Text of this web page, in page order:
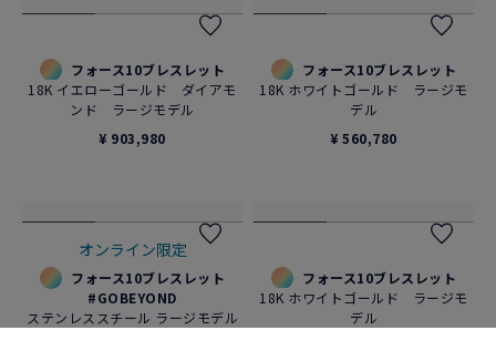
フォース10ブレスレット
18K イエローゴールド ダイアモ
ンド ラージモデル
¥ 903,980
フォース10ブレスレット
18K ホワイトゴールド ラージモ
デル
¥ 560,780
オンライン限定
フォース10ブレスレット
#GOBEYOND
ステンレススチール ラージモデル
フォース10ブレスレット
18K ホワイトゴールド ラージモ
デル